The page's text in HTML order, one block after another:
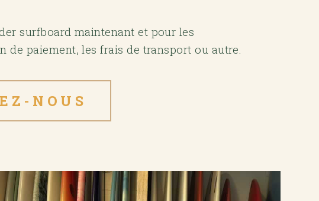
surfboard maintenant et pour les
de paiement, les frais de transport ou autre.
NOUS